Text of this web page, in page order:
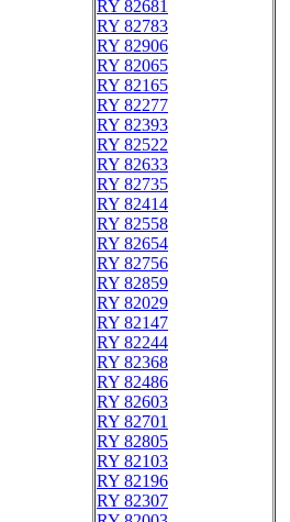
RY 82681
RY 82783
RY 82906
RY 82065
RY 82165
RY 82277
RY 82393
RY 82522
RY 82633
RY 82735
RY 82414
RY 82558
RY 82654
RY 82756
RY 82859
RY 82029
RY 82147
RY 82244
RY 82368
RY 82486
RY 82603
RY 82701
RY 82805
RY 82103
RY 82196
RY 82307